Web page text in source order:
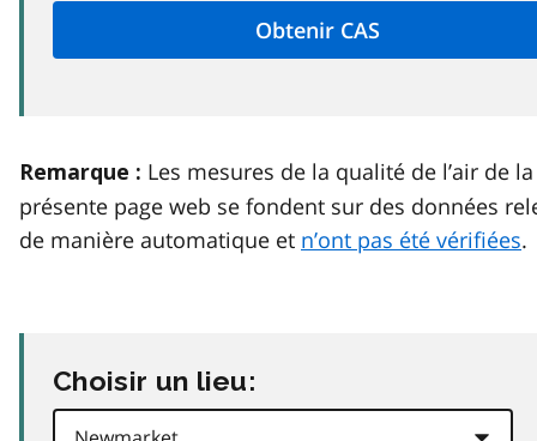
Remarque : Les mesures de la qualité de l’air de la
présente page web se fondent sur des données
de manière automatique et n’ont pas été vérifiées.
Choisir un lieu: